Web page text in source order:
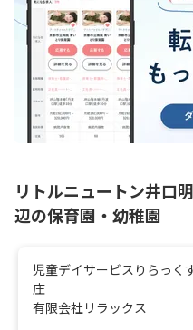
リトルニュートン井口
辺の保育園・幼稚園
児童デイサービスりらっく
庄
有限会社リラックス